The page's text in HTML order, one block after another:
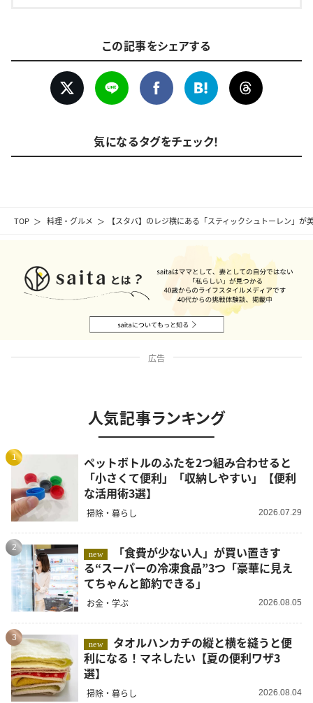
TOP 料理・グルメ 【スタバ】のレジ横にある「スティックシュトーレン」が
この記事をシェアする
気になるタグをチェック！
広告
人気記事ランキング
1
ペットボトルのふたを2つ組み合わせると
「小さくて便利」「収納しやすい」【便利
な活用術3選】
掃除・暮らし 2026.07.29
2
new
る“スーパーの冷凍食品”3つ「豪華に見え
てちゃんと節約できる」
お金・学ぶ 2026.08.05
3
new
利になる！マネしたい【夏の便利ワザ3
選】
掃除・暮らし 2026.08.04